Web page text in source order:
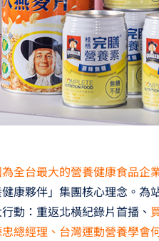
全台最大的營養健康食品企
健康夥伴」集團核心理念。
動：重返北橫紀錄片首播、
總經理、台灣運動營養學會